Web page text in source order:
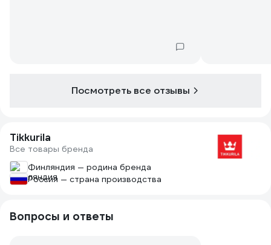
Посмотреть все отзывы
Tikkurila
Все товары бренда
Финляндия — родина бренда
Россия — страна производства
Вопросы и ответы